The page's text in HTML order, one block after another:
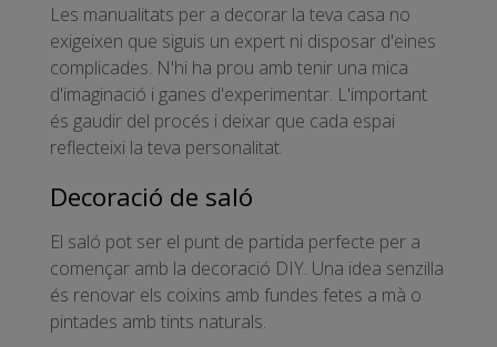
Les manualitats per a decorar la teva casa no
exigeixen que siguis un expert ni disposar d'eines
complicades. N'hi ha prou amb tenir una mica
d'imaginació i ganes d'experimentar. L'important
és gaudir del procés i deixar que cada espai
reflecteixi la teva personalitat.
Decoració de saló
El saló pot ser el punt de partida perfecte per a
començar amb la decoració DIY. Una idea senzilla
és renovar els coixins amb fundes fetes a mà o
pintades amb tints naturals.